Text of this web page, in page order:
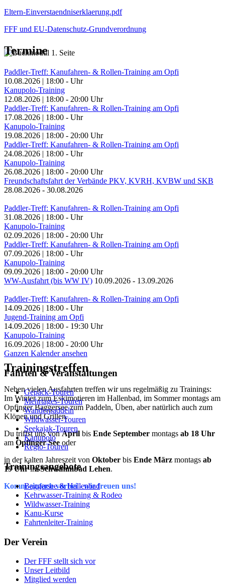
Trainingstreffen
Neben vielen Ausfahrten treffen wir uns regelmäßig zu Trainings:
Im Winter zum Eskimotieren im Hallenbad, im Sommer montags am
Opfinger Baggersee zum Paddeln, Üben, aber natürlich auch zum
Klönen und Grillen.
Du triffst uns vonApril bis Ende September montags ab 18 Uhr
am Opfinger See oder
in der kalten Jahreszeit von Oktober bis Ende März montags ab
19 UhrimSchwimmbad Lehen.
Komm einfach vorbei - wir freuen uns!
Eltern-Einverstaendniserklaerung.pdf
FFF und EU-Datenschutz-Grundverordnung
Termine
Paddler-Treff: Kanufahren- & Rollen-Training am Opfi
10.08.2026 | 18:00 - Uhr
Kanupolo-Training
12.08.2026 | 18:00 - 20:00 Uhr
Paddler-Treff: Kanufahren- & Rollen-Training am Opfi
17.08.2026 | 18:00 - Uhr
Kanupolo-Training
19.08.2026 | 18:00 - 20:00 Uhr
Paddler-Treff: Kanufahren- & Rollen-Training am Opfi
24.08.2026 | 18:00 - Uhr
Kanupolo-Training
26.08.2026 | 18:00 - 20:00 Uhr
Freundschaftsfahrt der Verbände PKV, KVRH, KVBW und SKB
28.08.2026 - 30.08.2026
Paddler-Treff: Kanufahren- & Rollen-Training am Opfi
31.08.2026 | 18:00 - Uhr
Kanupolo-Training
02.09.2026 | 18:00 - 20:00 Uhr
Paddler-Treff: Kanufahren- & Rollen-Training am Opfi
07.09.2026 | 18:00 - Uhr
Kanupolo-Training
09.09.2026 | 18:00 - 20:00 Uhr
WW-Ausfahrt (bis WW IV) 10.09.2026 - 13.09.2026
Paddler-Treff: Kanufahren- & Rollen-Training am Opfi
14.09.2026 | 18:00 - Uhr
Jugend-Training am Opfi
14.09.2026 | 18:00 - 19:30 Uhr
Kanupolo-Training
16.09.2026 | 18:00 - 20:00 Uhr
Ganzen Kalender ansehen
Fahrten & Veranstaltungen
Gepäck-Touren
Mehrtages-Touren
Wanderpaddeln
Wildwasser-Touren
Seekajak-Touren
Kanupolo
Regio-Touren
Trainingsangebote
Baggersee & Hallenbad
Kehrwasser-Training & Rodeo
Wildwasser-Training
Kanu-Kurse
Fahrtenleiter-Training
Der Verein
Der FFF stellt sich vor
Unser Leitbild
Mitglied werden